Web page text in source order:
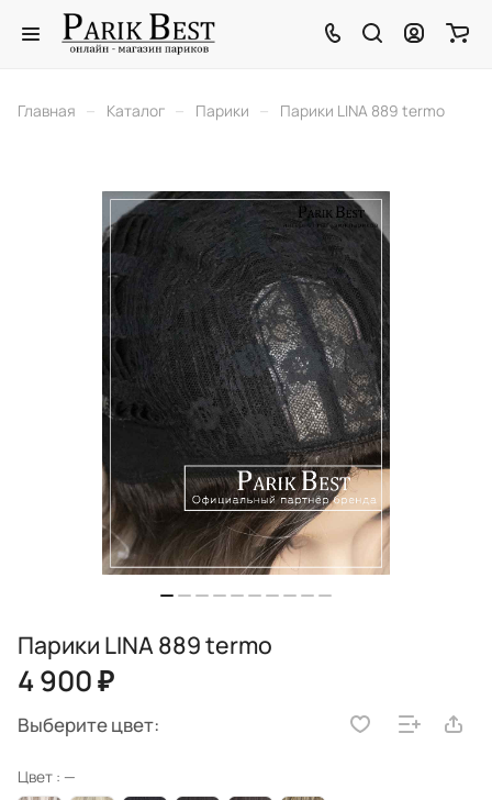
Главная – Каталог – Парики – Парики LINA 889 termo
Парики LINA 889 termo
4 900 ₽
Выберите цвет:
Цвет : —